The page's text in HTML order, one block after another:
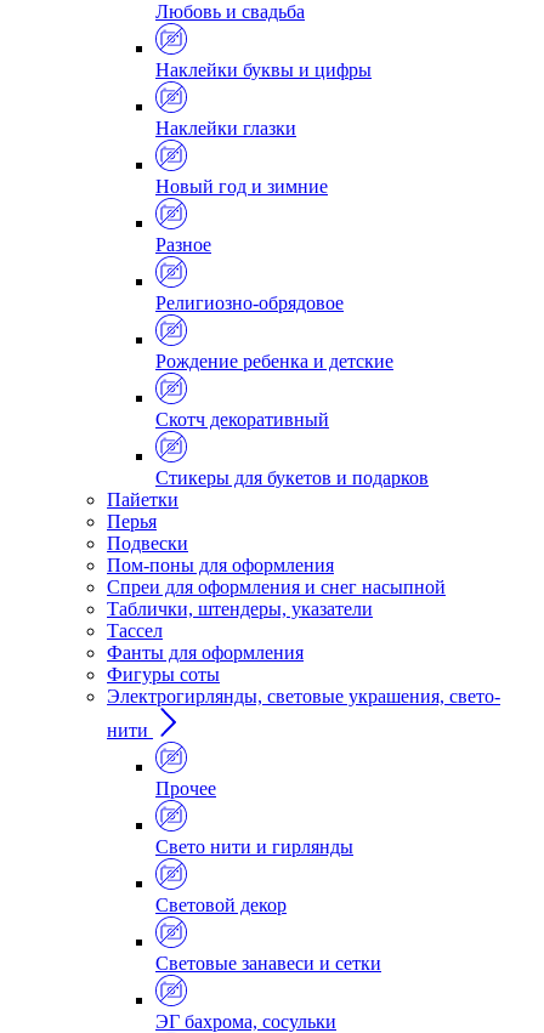
Любовь и свадьба
Наклейки буквы и цифры
Наклейки глазки
Новый год и зимние
Разное
Религиозно-обрядовое
Рождение ребенка и детские
Скотч декоративный
Стикеры для букетов и подарков
Пайетки
Перья
Подвески
Пом-поны для оформления
Спреи для оформления и снег насыпной
Таблички, штендеры, указатели
Тассел
Фанты для оформления
Фигуры соты
Электрогирлянды, световые украшения, свето-
нити
Прочее
Свето нити и гирлянды
Световой декор
Световые занавеси и сетки
ЭГ бахрома, сосульки